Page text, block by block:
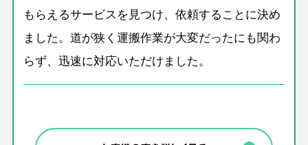
もらえるサービスを見つけ、依頼することに決め
ました。道が狭く運搬作業が大変だったにも関わ
らず、迅速に対応いただけました。